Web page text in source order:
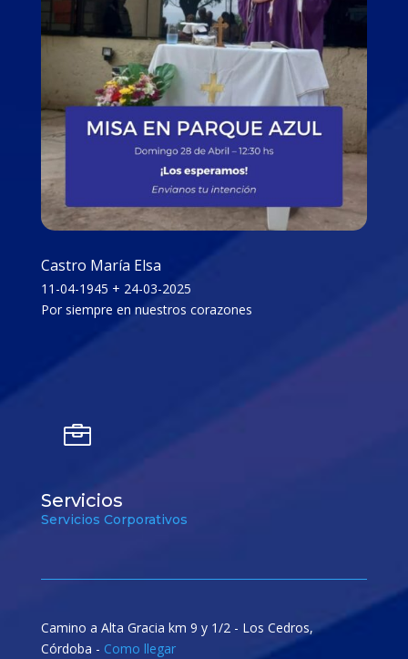
Castro María Elsa
11-04-1945 + 24-03-2025
Por siempre en nuestros corazones

Servicios
Servicios Corporativos
Camino a Alta Gracia km 9 y 1/2 - Los Cedros,
Córdoba - Como llegar